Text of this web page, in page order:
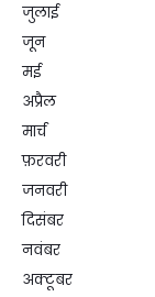
जुलाई
जून
मई
अप्रैल
मार्च
फ़रवरी
जनवरी
दिसंबर
नवंबर
अक्टूबर